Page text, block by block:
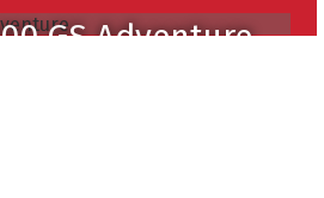
GS Adventure